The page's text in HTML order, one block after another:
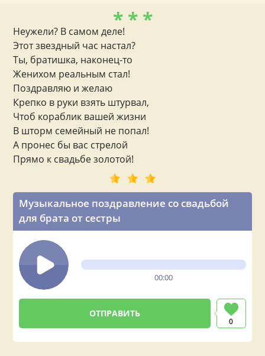
Музыкальное поздравление со свадьбой
для брата от сестры
00:00
0
* * *
Неужели? В самом деле!
Этот звездный час настал?
Ты, братишка, наконец-то
Женихом реальным стал!
Поздравляю и желаю
Крепко в руки взять штурвал,
Чтоб кораблик вашей жизни
В шторм семейный не попал!
А пронес бы вас стрелой
Прямо к свадьбе золотой!